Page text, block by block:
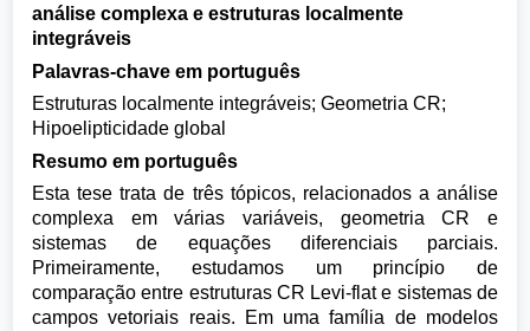
análise complexa e estruturas localmente
integráveis
Palavras-chave em português
Estruturas localmente integráveis; Geometria CR;
Hipoelipticidade global
Resumo em português
Esta tese trata de três tópicos, relacionados a análise
complexa em várias variáveis, geometria CR e
sistemas de equações diferenciais parciais.
Primeiramente, estudamos um princípio de
comparação entre estruturas CR Levi-flat e sistemas de
campos vetoriais reais. Em uma família de modelos